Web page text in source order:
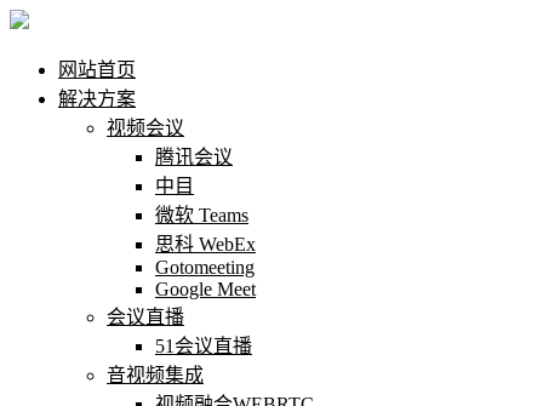
网站首页
解决方案
视频会议
腾讯会议
中目
微软 Teams
思科 WebEx
Gotomeeting
Google Meet
会议直播
51会议直播
音视频集成